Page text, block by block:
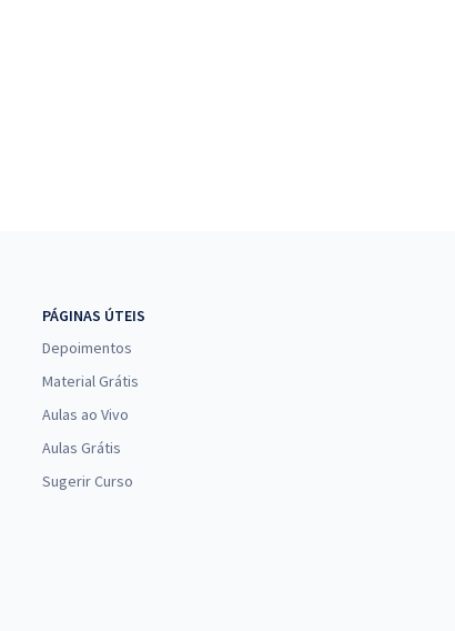
PÁGINAS ÚTEIS
Depoimentos
Material Grátis
Aulas ao Vivo
Aulas Grátis
Sugerir Curso